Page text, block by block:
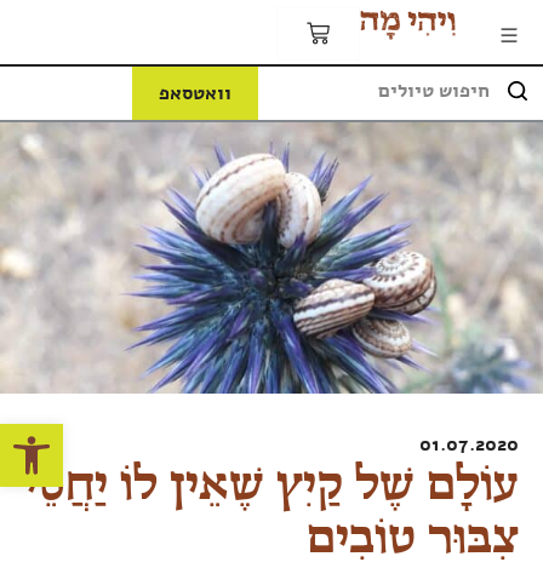
וואטסאפ
01.07.2020
עוֹלָם שֶׁל קַיִץ שֶׁאֵין לוֹ יַחֲסֵי
צִבּוּר טוֹבִים